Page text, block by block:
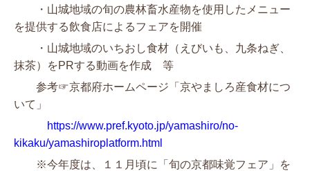
・山城地域の旬の農林畜水産物を使用したメニュー
を提供する飲食店によるフェアを開催
・山城地域のいちおし食材（えびいも、九条ねぎ、
抹茶）をPRする動画を作成 等
参考☞京都府ホームページ「京やましろ産食材につ
いて」
https://www.pref.kyoto.jp/yamashiro/no-
kikaku/yamashiroplatform.html
※今年度は、１１月頃に「旬の京都味覚フェア」を